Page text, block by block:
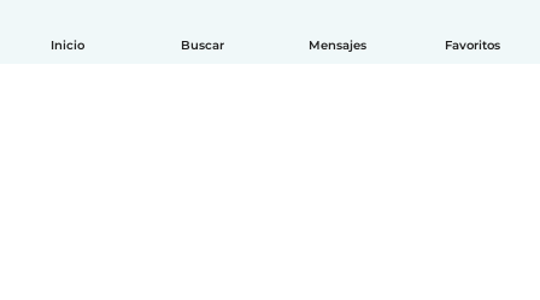
Inicio Buscar Mensajes Favoritos